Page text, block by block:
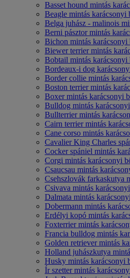
Basset hound mintás
Beagle mintás karácsonyi
Belga juhász - malinois
Berni pásztor mintás
Bichon mintás karácsonyi
Biewer terrier mintás
Bobtail mintás karácsonyi
Bordeaux-i dog
Border collie mintás
Boston terrier mintás
Boxer mintás karácsonyi
Bulldog mintás
Bullterrier mintás
Cairn terrier mintás
Cane corso mintás
Cavalier King Charles
Cocker spániel mintás
Corgi mintás karácsonyi
Csaucsau mintás
Csehszlovák farkaskutya
Csivava mintás
Dalmata mintás
Dobermann mintás
Erdélyi kopó mintás
Foxterrier mintás
Francia bulldog mintás
Golden retriever mintás
Holland juhászkutya
Husky mintás karácsonyi
Ír szetter mintás